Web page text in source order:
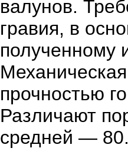
валунов.
гравия, в
полученному
прочностью
Различают
средней —